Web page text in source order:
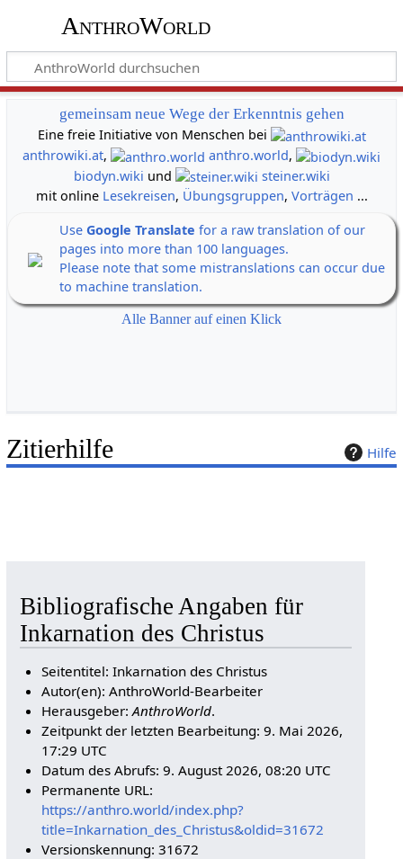
AnthroWorld
gemeinsam neue Wege der Erkenntnis gehen
Eine freie Initiative von Menschen bei
anthrowiki.at, anthro.world,
biodyn.wiki und
steiner.wiki
mit online Lesekreisen, Übungsgruppen, Vorträgen ...
Use Google Translate for a raw translation of our
pages into more than 100 languages.
Please note that some mistranslations can occur due
to machine translation.
Alle Banner auf einen Klick
Hilfe
Zitierhilfe
Bibliografische Angaben für
Inkarnation des Christus
Seitentitel: Inkarnation des Christus
Autor(en): AnthroWorld-Bearbeiter
Herausgeber:AnthroWorld.
Zeitpunkt der letzten Bearbeitung: 9. Mai 2026,
17:29 UTC
Datum des Abrufs: 9. August 2026, 08:20 UTC
Permanente URL:
https://anthro.world/index.php?
title=Inkarnation_des_Christus&oldid=31672
Versionskennung: 31672